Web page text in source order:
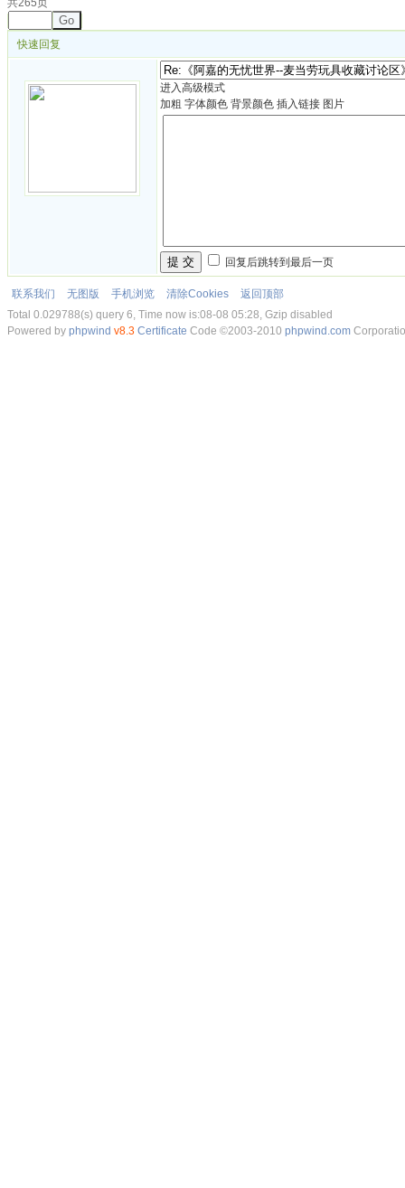
共265页
Go
快速回复
进入高级模式
加粗 字体颜色 背景颜色 插入链接 图片
提 交 回复后跳转到最后一页
联系我们 无图版 手机浏览 清除Cookies
返回顶部
Total 0.029788(s) query 6, Time now is:08-08 05:28, Gzip disabled
Powered by phpwind v8.3 Certificate Code ©2003-2010 phpwind.com